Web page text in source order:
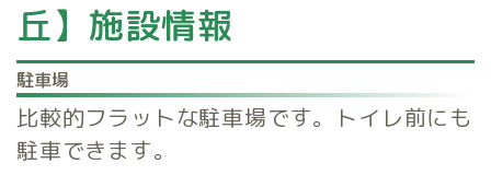
丘】施設情報
駐車場
比較的フラットな駐車場です。トイレ前にも
駐車できます。